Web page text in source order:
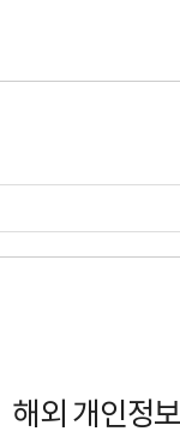
해외 개인정